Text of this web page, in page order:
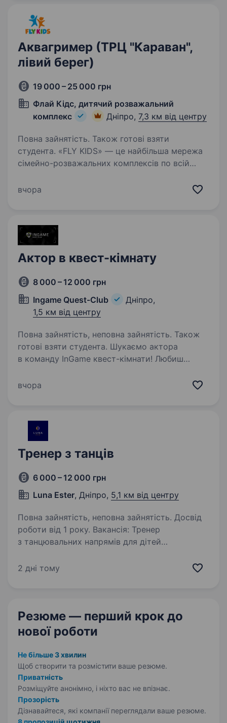
Аквагример (ТРЦ "Караван",
лівий берег)
19 000 – 25 000 грн
Флай Кідс, дитячий розважальний
комплекс
Дніпро, 7,3 км від центру
Повна зайнятість. Також готові взяти
студента. «FLY KIDS» — це найбільша мережа
сімейно-розважальних комплексів по всій
дітей та відпочинок для батьків, поєднуючи
вчора
Актор в квест-кімнату
8 000 – 12 000 грн
Ingame Quest-Club
Дніпро,
1,5 км від центру
Повна зайнятість, неповна зайнятість. Також
готові взяти студента. Шукаємо актора
в команду InGame квест-кімнати! Любиш
людям емоції та бути частиною незвичайних
вчора
Тренер з танців
6 000 – 12 000 грн
Luna Ester, Дніпро, 5,1 км від центру
Повна зайнятість, неповна зайнятість. Досвід
роботи від 1 року. Вакансія: Тренер
з танцювальних напрямів для дітей
Перемога Студія «Luna Ester» шукає в свою
2 дні тому
Резюме — перший крок до
нової роботи
Не більше 3 хвилин
Щоб створити та розмістити ваше резюме.
Приватність
Розміщуйте анонімно, і ніхто вас не впізнає.
Прозорість
Дізнавайтеся, які компанії переглядали ваше резюме.